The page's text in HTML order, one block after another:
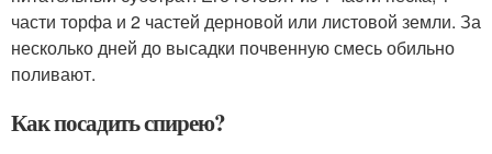
части торфа и 2 частей дерновой или листовой земли. За
несколько дней до высадки почвенную смесь обильно
поливают.
Как посадить спирею?